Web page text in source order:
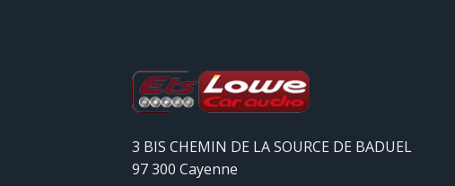
3 BIS CHEMIN DE LA SOURCE DE BADUEL
97 300 Cayenne